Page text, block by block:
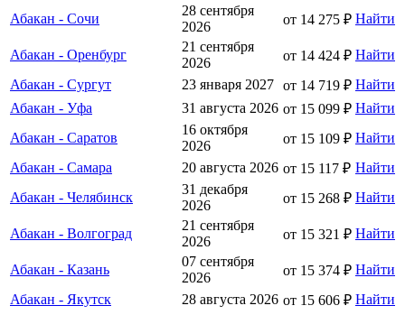
Абакан - Сочи
28 сентября
2026
от 14 275 ₽ Найти
Абакан - Оренбург
21 сентября
2026
от 14 424 ₽ Найти
Абакан - Сургут
23 января 2027 от 14 719 ₽ Найти
Абакан - Уфа
31 августа 2026 от 15 099 ₽ Найти
Абакан - Саратов
16 октября
2026
от 15 109 ₽ Найти
Абакан - Самара
20 августа 2026 от 15 117 ₽ Найти
Абакан - Челябинск
31 декабря
2026
от 15 268 ₽ Найти
Абакан - Волгоград
21 сентября
2026
от 15 321 ₽ Найти
Абакан - Казань
07 сентября
2026
от 15 374 ₽ Найти
Абакан - Якутск
28 августа 2026 от 15 606 ₽ Найти